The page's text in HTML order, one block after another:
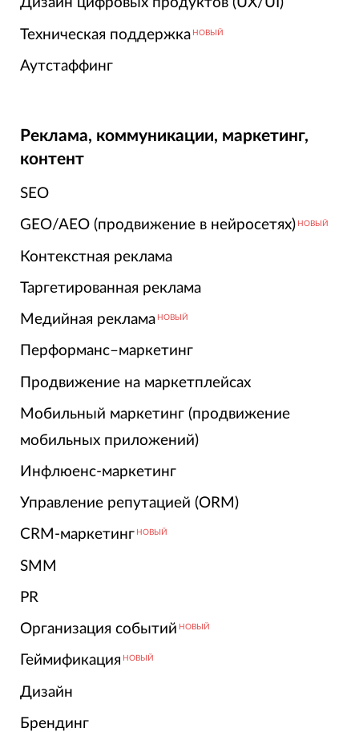
Дизайн цифровых продуктов (UX/UI)
Техническая поддержка НОВЫЙ
Аутстаффинг
Реклама, коммуникации, маркетинг,
контент
SEO
GEO/AEO (продвижение в нейросетях) НОВЫЙ
Контекстная реклама
Таргетированная реклама
Медийная реклама НОВЫЙ
Перформанс–маркетинг
Продвижение на маркетплейсах
Мобильный маркетинг (продвижение
мобильных приложений)
Инфлюенс-маркетинг
Управление репутацией (ORM)
CRM-маркетинг НОВЫЙ
SMM
PR
Организация событий НОВЫЙ
Геймификация НОВЫЙ
Дизайн
Брендинг